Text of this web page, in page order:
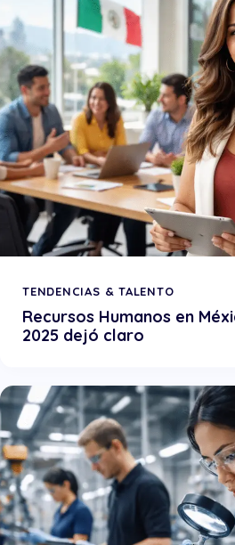
TENDENCIAS & TALENTO
Recursos Humanos en
2025 dejó claro